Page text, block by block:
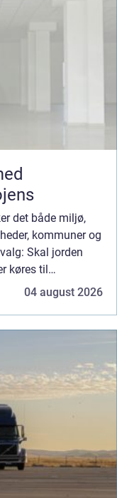
det både miljø,
kommuner og
Skal jorden
køres til
den mest sikre
04 august 2026